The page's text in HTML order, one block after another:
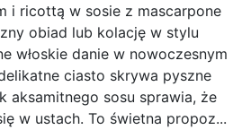
i ricottą w sosie z mascarpone
obiad lub kolację w stylu
włoskie danie w nowoczesnym
ciasto skrywa pyszne
aksamitnego sosu sprawia, że
w ustach. To świetna propoz...